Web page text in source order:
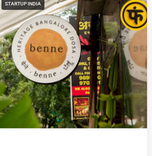
STARTUP INDIA